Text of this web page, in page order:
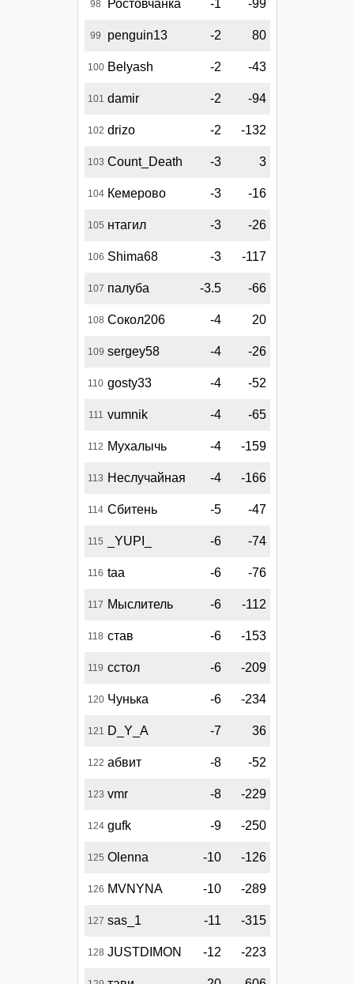
98 Ростовчанка -1 -99
99 penguin13 -2 80
100 Belyash -2 -43
101 damir -2 -94
102 drizo -2 -132
103 Count_Death -3 3
104 Кемерово -3 -16
105 нтагил -3 -26
106 Shima68 -3 -117
107 палуба -3.5 -66
108 Сокол206 -4 20
109 sergey58 -4 -26
110 gosty33 -4 -52
111 vumnik -4 -65
112 Мухалычь -4 -159
113 Неслучайная -4 -166
114 Сбитень -5 -47
115 _YUPI_ -6 -74
116 taa -6 -76
117 Мыслитель -6 -112
118 став -6 -153
119 сстол -6 -209
120 Чунька -6 -234
121 D_Y_A -7 36
122 абвит -8 -52
123 vmr -8 -229
124 gufk -9 -250
125 Olenna -10 -126
126 MVNYNA -10 -289
127 sas_1 -11 -315
128 JUSTDIMON -12 -223